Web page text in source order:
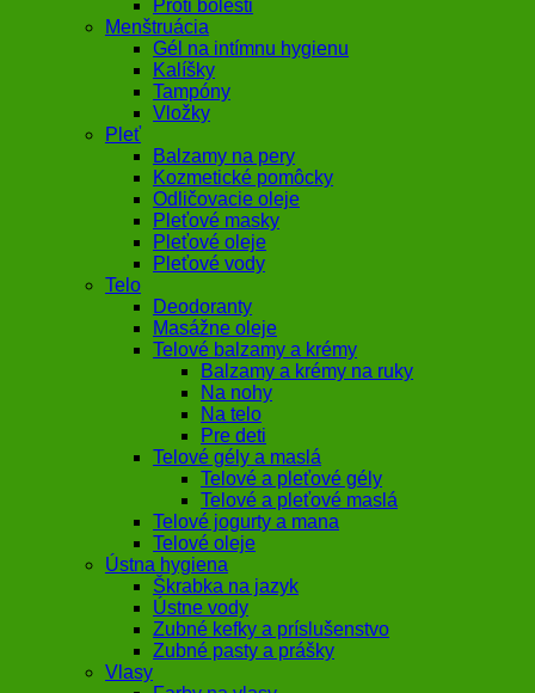
Proti bolesti
Menštruácia
Gél na intímnu hygienu
Kalíšky
Tampóny
Vložky
Pleť
Balzamy na pery
Kozmetické pomôcky
Odličovacie oleje
Pleťové masky
Pleťové oleje
Pleťové vody
Telo
Deodoranty
Masážne oleje
Telové balzamy a krémy
Balzamy a krémy na ruky
Na nohy
Na telo
Pre deti
Telové gély a maslá
Telové a pleťové gély
Telové a pleťové maslá
Telové jogurty a mana
Telové oleje
Ústna hygiena
Škrabka na jazyk
Ústne vody
Zubné kefky a príslušenstvo
Zubné pasty a prášky
Vlasy